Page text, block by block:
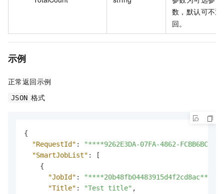
数，默认可不返
回。
示例
正常返回示例
JSON 格式
{
"RequestId" :
"****9262E3DA-07FA-4862-
"SmartJobList" :
[
{
"JobId" : "****20b48fb04483915d4f2cd8ac****"
"Title" : "Test title" ,